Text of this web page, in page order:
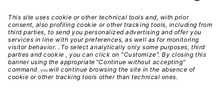
Note Legali
Privacy
Gestione Cookie